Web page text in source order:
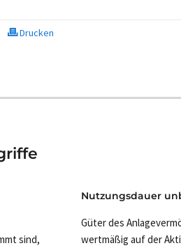
Drucken
sind,
Nutzungsdauer
Güter des
wertmäßig auf der